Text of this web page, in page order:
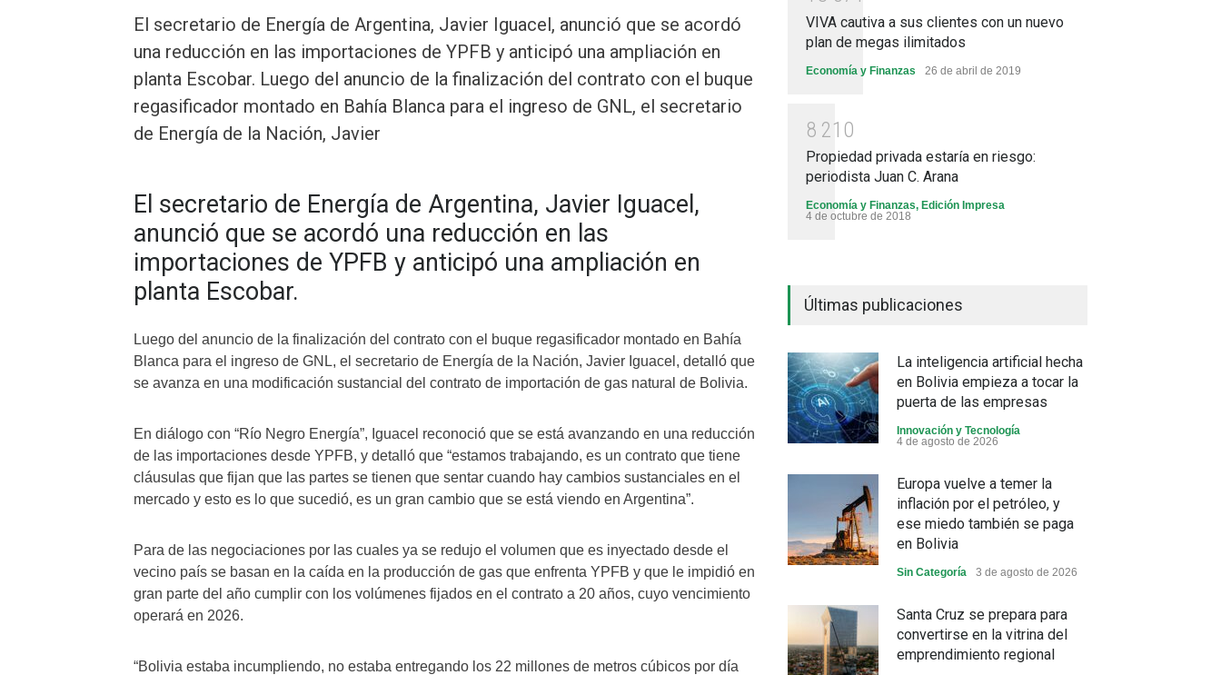
El secretario de Energía de Argentina, Javier Iguacel, anunció que se acordó
una reducción en las importaciones de YPFB y anticipó una ampliación en
planta Escobar. Luego del anuncio de la finalización del contrato con el buque
regasificador montado en Bahía Blanca para el ingreso de GNL, el secretario
de Energía de la Nación, Javier
El secretario de Energía de Argentina, Javier Iguacel,
anunció que se acordó una reducción en las
importaciones de YPFB y anticipó una ampliación en
planta Escobar.
Luego del anuncio de la finalización del contrato con el buque regasificador montado en Bahía
Blanca para el ingreso de GNL, el secretario de Energía de la Nación, Javier Iguacel, detalló que
se avanza en una modificación sustancial del contrato de importación de gas natural de Bolivia.
En diálogo con “Río Negro Energía”, Iguacel reconoció que se está avanzando en una reducción
de las importaciones desde YPFB, y detalló que “estamos trabajando, es un contrato que tiene
cláusulas que fijan que las partes se tienen que sentar cuando hay cambios sustanciales en el
mercado y esto es lo que sucedió, es un gran cambio que se está viendo en Argentina”.
Para de las negociaciones por las cuales ya se redujo el volumen que es inyectado desde el
vecino país se basan en la caída en la producción de gas que enfrenta YPFB y que le impidió en
gran parte del año cumplir con los volúmenes fijados en el contrato a 20 años, cuyo vencimiento
operará en 2026.
“Bolivia estaba incumpliendo, no estaba entregando los 22 millones de metros cúbicos por día
VIVA cautiva a sus clientes con un nuevo
plan de megas ilimitados
Economía y Finanzas 26 de abril de 2019
8 21 0
Propiedad privada estaría en riesgo:
periodista Juan C. Arana
Economía y Finanzas, Edición Impresa
4 de octubre de 2018
Últimas publicaciones
La inteligencia artificial hecha
en Bolivia empieza a tocar la
puerta de las empresas
Innovación y Tecnología
4 de agosto de 2026
Europa vuelve a temer la
inflación por el petróleo, y
ese miedo también se paga
en Bolivia
Sin Categoría 3 de agosto de 2026
Santa Cruz se prepara para
convertirse en la vitrina del
emprendimiento regional